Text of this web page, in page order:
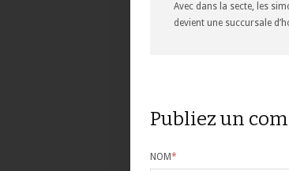
Avec dans la secte, les
devient une succursale
Publiez un
NOM*